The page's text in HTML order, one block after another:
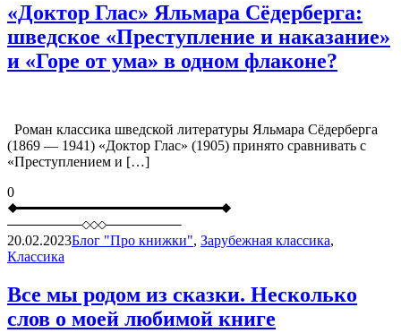
«Доктор Глас» Яльмара Сёдерберга:
шведское «Преступление и наказание»
и «Горе от ума» в одном флаконе?
Роман классика шведской литературы Яльмара Сёдерберга
(1869 — 1941) «Доктор Глас» (1905) принято сравнивать с
«Преступлением и […]
0
20.02.2023Блог "Про книжки", Зарубежная классика,
Классика
Все мы родом из сказки. Несколько
слов о моей любимой книге